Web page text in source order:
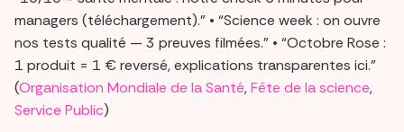
managers (téléchargement).” • “Science week : on ouvre
nos tests qualité — 3 preuves filmées.” • “Octobre Rose :
1 produit = 1 € reversé, explications transparentes ici.”
(Organisation Mondiale de la Santé,Fête de la science,
Service Public)